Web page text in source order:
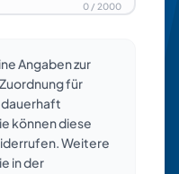
0 / 2000
Angaben zur
für
können diese
Weitere
in der